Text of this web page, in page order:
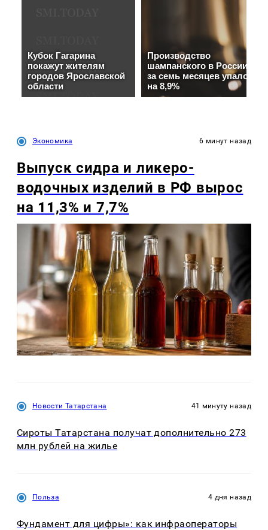
Экономика 6 минут назад
Выпуск сидра и ликеро-
водочных изделий в РФ вырос
на 11,3% и 7,7%
Новости Татарстана 41 минуту назад
Сироты Татарстана получат дополнительно 273
млн рублей на жилье
Польза 4 дня назад
Фундамент для цифры»: как инфраоператоры